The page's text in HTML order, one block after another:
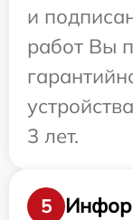
и
работ Вы
3 лет.
5